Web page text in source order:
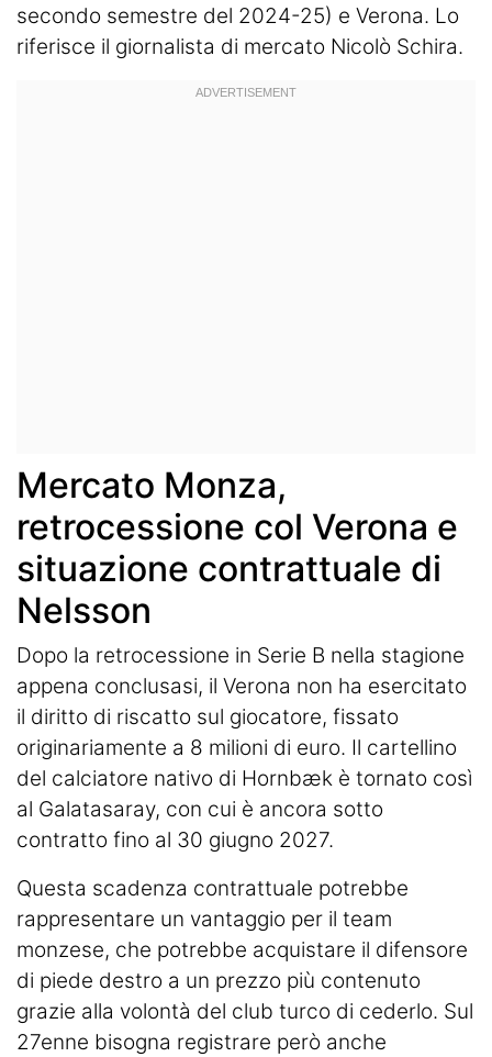
secondo semestre del 2024-25) e Verona. Lo
riferisce il giornalista di mercato Nicolò Schira.
Mercato Monza,
retrocessione col Verona e
situazione contrattuale di
Nelsson
Dopo la retrocessione in Serie B nella stagione
appena conclusasi, il Verona non ha esercitato
il diritto di riscatto sul giocatore, fissato
originariamente a 8 milioni di euro. Il cartellino
del calciatore nativo di Hornbæk è tornato così
al Galatasaray, con cui è ancora sotto
contratto fino al 30 giugno 2027.
Questa scadenza contrattuale potrebbe
rappresentare un vantaggio per il team
monzese, che potrebbe acquistare il difensore
di piede destro a un prezzo più contenuto
grazie alla volontà del club turco di cederlo. Sul
27enne bisogna registrare però anche